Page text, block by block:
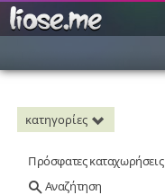
κατηγορίες
Πρόσφατες καταχωρήσεις
Αναζήτηση